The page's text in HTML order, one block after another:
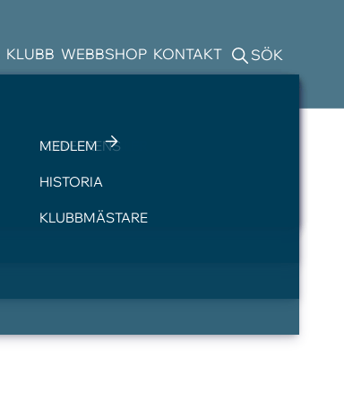
SLOPETABELLER
GOLFBIL
BOENDE
PRO
KONFERENS
KLUBB
MEDLEM
HISTORIA
KLUBBMÄSTARE
WEBBSHOP KONTAKT SÖK